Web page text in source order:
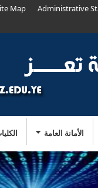
Administrative
Map
الأمانة العامة